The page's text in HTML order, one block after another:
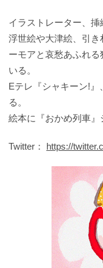
イラストレーター、挿
浮世絵や大津絵、引
ーモアと哀愁あふれ
いる。
Eテレ『シャキーン!
る。
絵本に『おかめ列車』
Twitter： https://